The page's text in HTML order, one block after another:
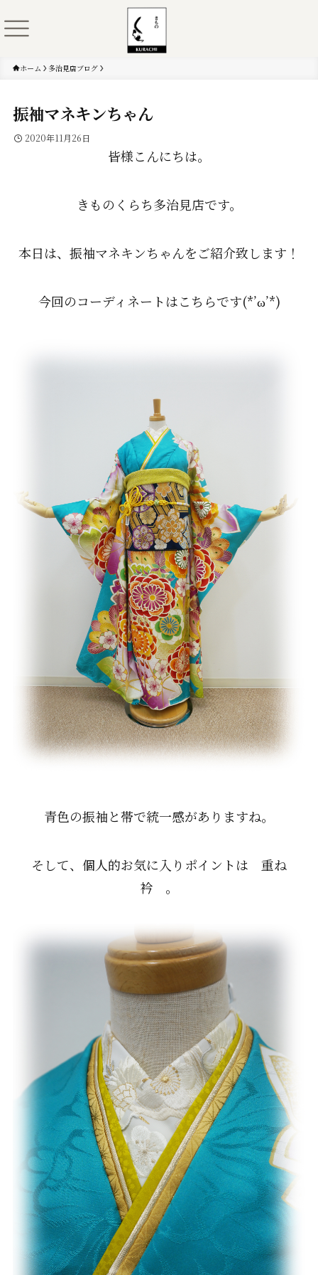
ホーム 多治見店ブログ
振袖マネキンちゃん
2020年11月26日
皆様こんにちは。
きものくらち多治見店です。
本日は、振袖マネキンちゃんをご紹介致します！
今回のコーディネートはこちらです(*’ω’*)
青色の振袖と帯で統一感がありますね。
そして、個人的お気に入りポイントは 重ね
衿 。